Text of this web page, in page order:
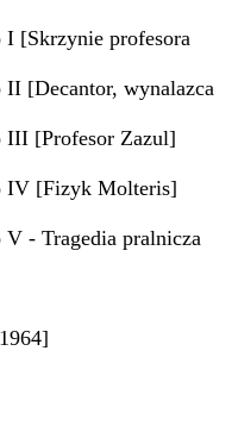
[Skrzynie profesora
[Decantor, wynalazca
[Profesor Zazul]
IV [Fizyk Molteris]
- Tragedia pralnicza